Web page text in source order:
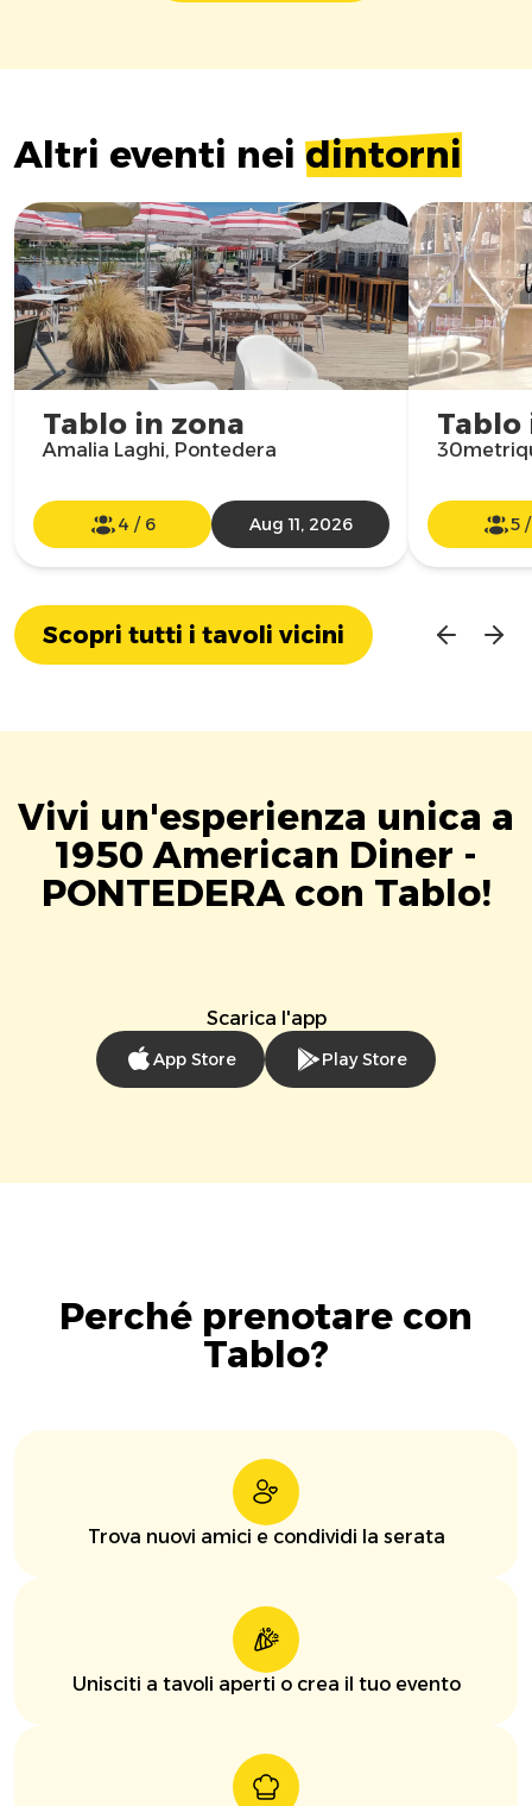
Altri eventi nei dintorni
Tablo in zona
Amalia Laghi, Pontedera
4 / 6 Aug 11, 2026
Tablo
5
Scopri tutti i tavoli vicini
Vivi un'esperienza unica a
1950 American Diner -
PONTEDERA con Tablo!
Scarica l'app
App Store Play Store
Perché prenotare con
Tablo?
Trova nuovi amici e condividi la serata
Unisciti a tavoli aperti o crea il tuo evento